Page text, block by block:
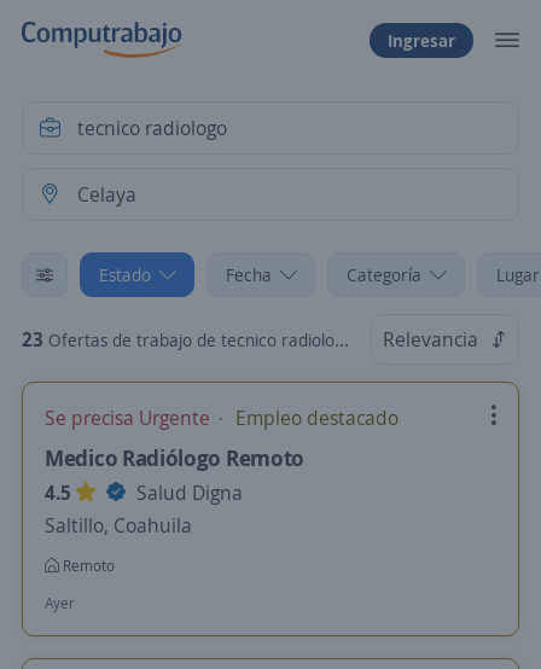
Ingresar
Estado Fecha Categoría
23 Ofertas de trabajo de tecnico radiologo en Celaya, Guanajuato Relevancia
Se precisa Urgente Empleo destacado
Medico Radiólogo Remoto
4.5
Salud Digna
Saltillo, Coahuila
Remoto
Ayer